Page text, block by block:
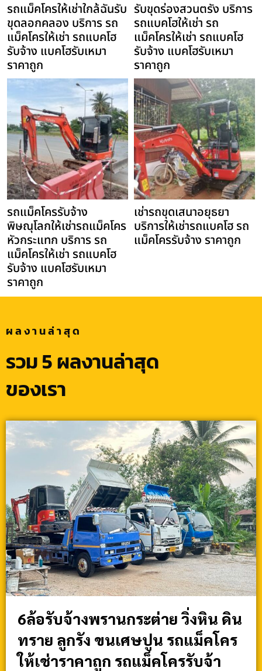
รถแม็คโครให้เช่าใกล้ฉันรับ
ขุดลอกคลอง บริการ รถ
แม็คโครให้เช่า รถแบคโฮ
รับจ้าง แบคโฮรับเหมา
ราคาถูก
รับขุดร่องสวนตรัง บริการ
รถแบคโฮให้เช่า รถ
แม็คโครให้เช่า รถแบคโฮ
รับจ้าง แบคโฮรับเหมา
ราคาถูก
รถแม็คโครรับจ้าง
พิษณุโลกให้เช่ารถแม็คโคร
หัวกระแทก บริการ รถ
แม็คโครให้เช่า รถแบคโฮ
รับจ้าง แบคโฮรับเหมา
ราคาถูก
เช่ารถขุดเสนาอยุธยา
บริการให้เช่ารถแบคโฮ รถ
แม็คโครรับจ้าง ราคาถูก
ผลงานล่าสุด
รวม 5 ผลงานล่าสุด
ของเรา
6ล้อรับจ้างพรานกระต่าย วิ่งหิน ดิน
ทราย ลูกรัง ขนเศษปูน รถแม็คโคร
ให้เช่าราคาถูก รถแม็คโครรับจ้า